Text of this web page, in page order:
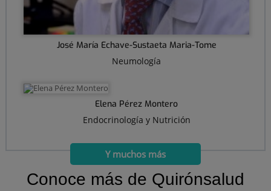
José María Echave-Sustaeta Maria-Tome
Neumología
Elena Pérez Montero
Endocrinología y Nutrición
Y muchos más
Conoce más de Quirónsalud